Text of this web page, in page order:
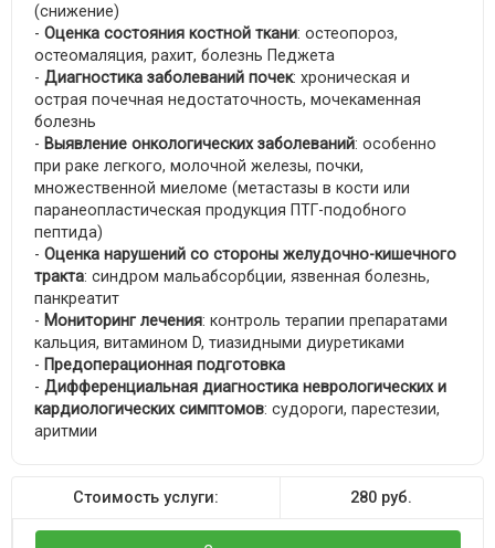
(снижение)
- Оценка состояния костной ткани: остеопороз,
остеомаляция, рахит, болезнь Педжета
- Диагностика заболеваний почек: хроническая и
острая почечная недостаточность, мочекаменная
болезнь
- Выявление онкологических заболеваний: особенно
при раке легкого, молочной железы, почки,
множественной миеломе (метастазы в кости или
паранеопластическая продукция ПТГ-подобного
пептида)
- Оценка нарушений со стороны желудочно-кишечного
тракта: синдром мальабсорбции, язвенная болезнь,
панкреатит
- Мониторинг лечения: контроль терапии препаратами
кальция, витамином D, тиазидными диуретиками
- Предоперационная подготовка
- Дифференциальная диагностика неврологических и
кардиологических симптомов: судороги, парестезии,
аритмии
Стоимость услуги: 280 руб.